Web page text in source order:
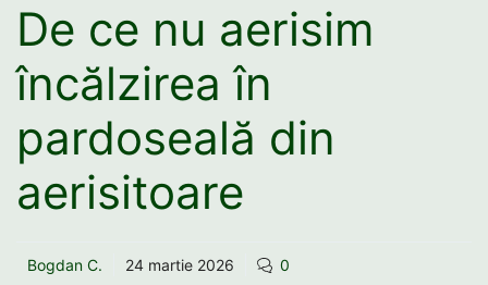
De ce nu aerisim
încălzirea în
pardoseală din
aerisitoare
Bogdan C. 24 martie 2026 0